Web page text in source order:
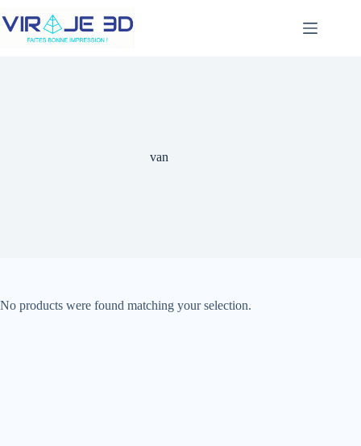
to
content
van
No products were found matching your selection.